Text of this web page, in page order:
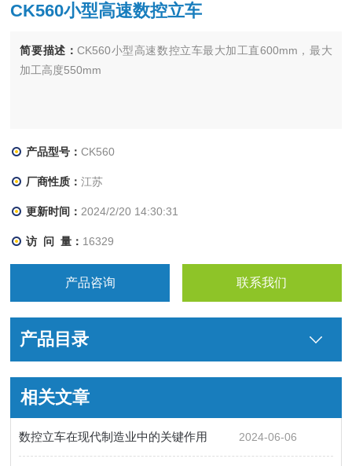
CK560小型高速数控立车
简要描述：CK560小型高速数控立车最大加工直600mm，最大
加工高度550mm
产品型号：CK560
厂商性质：江苏
更新时间： 2024/2/20 14:30:31
访 问 量： 16329
产品咨询 联系我们
产品目录
相关文章
数控立车在现代制造业中的关键作用 2024-06-06